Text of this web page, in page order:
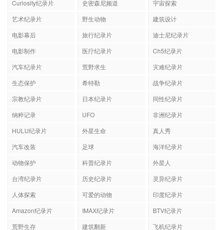
Curiosity纪录片 史密森尼频道
宇宙探索
艺术纪录片
野生动物
建筑设计
电影幕后
旅行纪录片
迪士尼纪录片
电影制作
医疗纪录片
Ch5纪录片
汽车纪录片
荒野求生
灾难纪录片
生态保护
希特勒
战争纪录片
宗教纪录片
日本纪录片
同性纪录片
纳粹记录
UFO
非洲纪录片
HULU纪录片
外星生命
真人秀
汽车改装
足球
海洋纪录片
动物保护
科普纪录片
外星人
台湾纪录片
历史纪录片
灵异纪录片
人体探索
可爱的动物
印度纪录片
Amazon纪录片
IMAX纪录片
BTV纪录片
荒野生存
建筑翻新
飞机纪录片